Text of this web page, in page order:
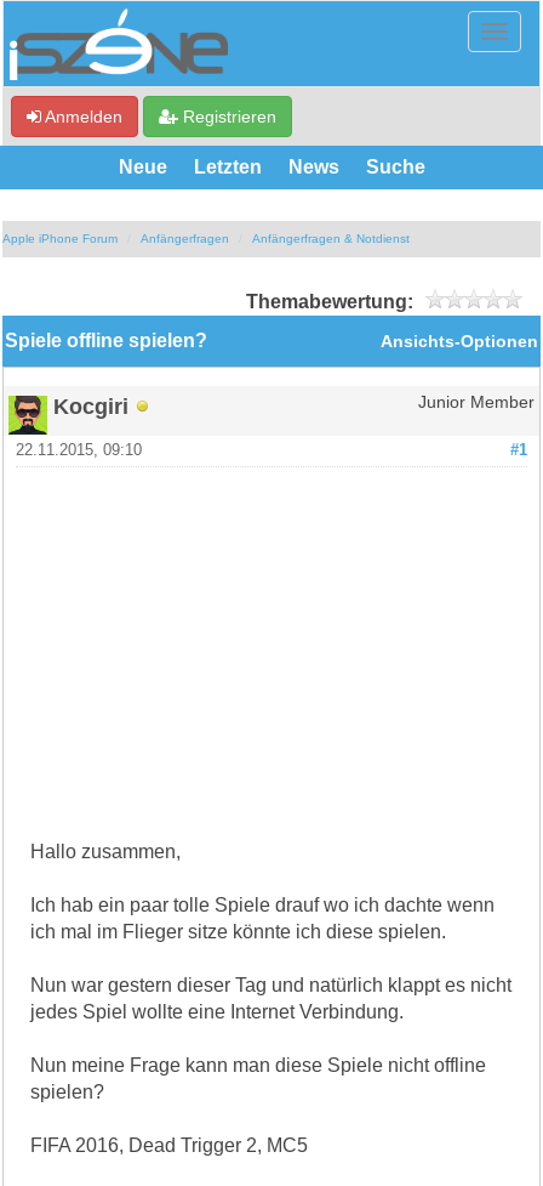
Anmelden Registrieren
Neue Letzten News Suche
Apple iPhone Forum Anfängerfragen Anfängerfragen & Notdienst
Themabewertung:
Ansichts-Optionen
Spiele offline spielen?
Kocgiri Junior Member
#1
22.11.2015, 09:10
Hallo zusammen,
Ich hab ein paar tolle Spiele drauf wo ich dachte wenn
ich mal im Flieger sitze könnte ich diese spielen.
Nun war gestern dieser Tag und natürlich klappt es nicht
jedes Spiel wollte eine Internet Verbindung.
Nun meine Frage kann man diese Spiele nicht offline
spielen?
FIFA 2016, Dead Trigger 2, MC5